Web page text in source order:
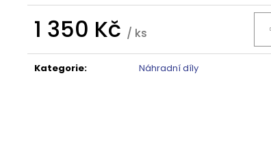
1 350 Kč / ks
cena:
Kategorie: Náhradní díly
16 792 Kč
Původně:20 990 Kč